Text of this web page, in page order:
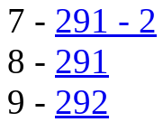
7 - 291 - 2
8 - 291
9 - 292